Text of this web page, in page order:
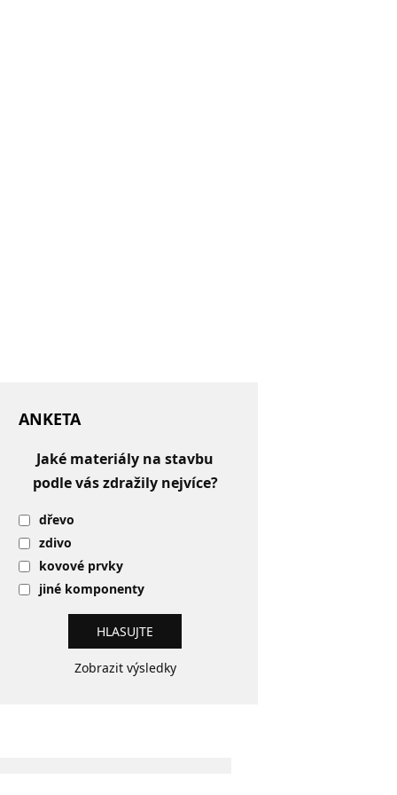
ANKETA
Jaké materiály na stavbu
podle vás zdražily nejvíce?
dřevo
zdivo
kovové prvky
jiné komponenty
Zobrazit výsledky